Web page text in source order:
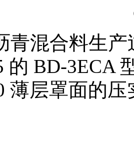
青混合料生
的 BD-3ECA
薄层罩面的